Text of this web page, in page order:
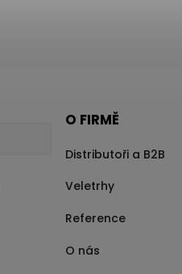
O FIRMĚ
Distributoři a B2B
Veletrhy
Reference
O nás